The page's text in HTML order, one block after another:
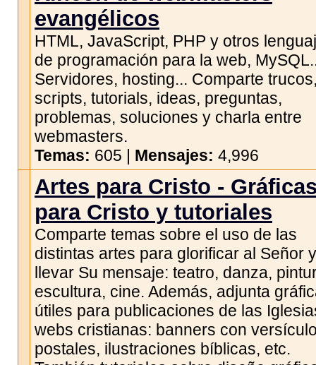
evangélicos
HTML, JavaScript, PHP y otros
de programación para la web,
Servidores, hosting... Comparte
scripts, tutorials, ideas, preguntas,
problemas, soluciones y charla entre
webmasters.
Temas: 605 | Mensajes: 4,996
Artes para Cristo -
para Cristo y tutoriales
Comparte temas sobre el uso de las
distintas artes para glorificar al Señor y
llevar Su mensaje: teatro, danza,
escultura, cine. Además, adjunta
útiles para publicaciones de las
webs cristianas: banners con
postales, ilustraciones bíblicas, etc.